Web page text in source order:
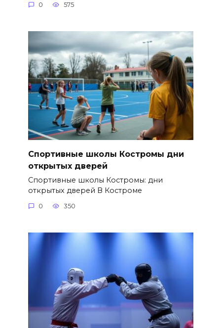
0 575
Спортивные школы Костромы дни
открытых дверей
Спортивные школы Костромы: дни
открытых дверей В Костроме
0 350